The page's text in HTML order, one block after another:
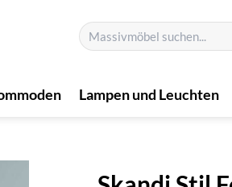
Suchen
nach:
Lampen und Leuchten